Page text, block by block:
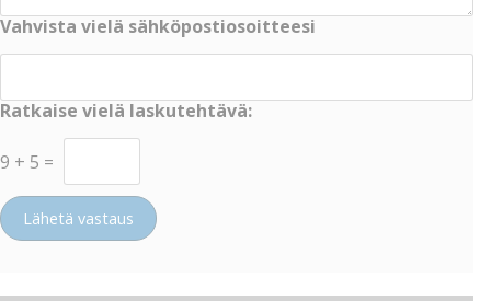
Vahvista vielä sähköpostiosoitteesi
Ratkaise vielä laskutehtävä:
9 + 5 =
Lähetä vastaus